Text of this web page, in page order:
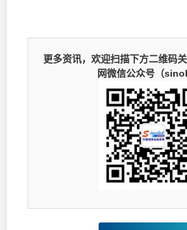
更多资讯，欢迎扫描下方二维码
网微信公众号（